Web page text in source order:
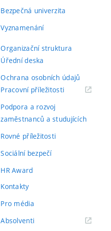
Bezpečná univerzita
Vyznamenání
Organizační struktura
Úřední deska
Ochrana osobních údajů
Pracovní příležitosti(externí
Podpora a rozvoj
zaměstnanců a studujících
Rovné příležitosti
Sociální bezpečí
HR Award
Kontakty
Pro média
Absolventi(externí